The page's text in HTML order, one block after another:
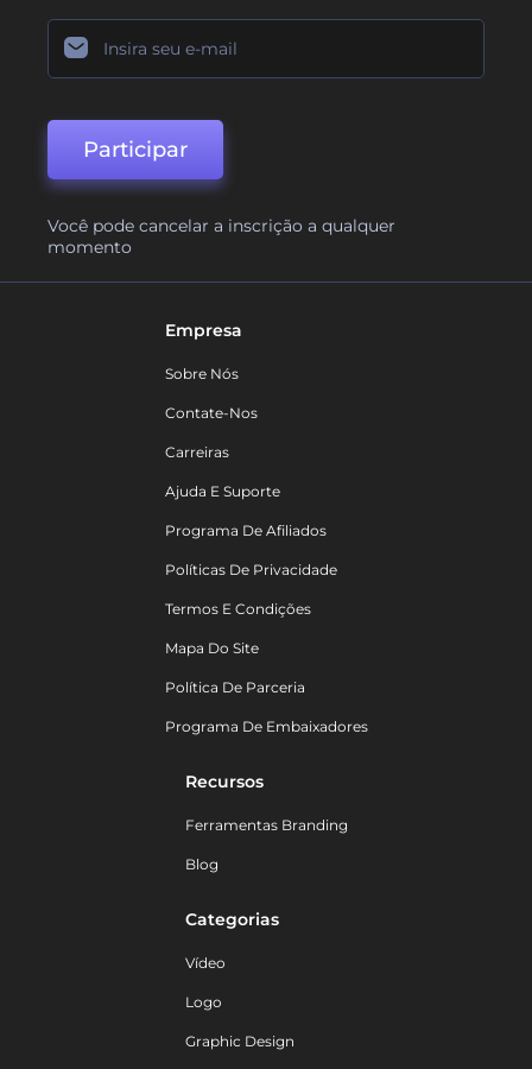
Participar
Você pode cancelar a inscrição a qualquer
momento
Empresa
Sobre Nós
Contate-Nos
Carreiras
Ajuda E Suporte
Programa De Afiliados
Políticas De Privacidade
Termos E Condições
Mapa Do Site
Política De Parceria
Programa De Embaixadores
Recursos
Ferramentas Branding
Blog
Categorias
Vídeo
Logo
Graphic Design